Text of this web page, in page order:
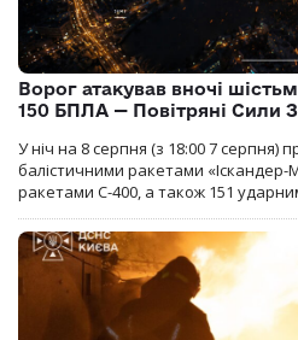
Ворог атакував вночі
150 БПЛА — Повітряні Сили
У ніч на 8 серпня (з 18:00 7 серпня)
балістичними ракетами
ракетами С-400, а також 151